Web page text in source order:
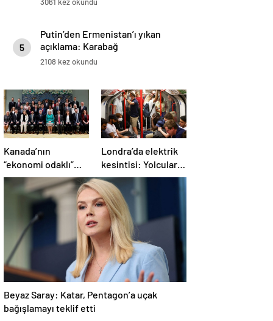
3061 kez okundu
5
Putin’den Ermenistan’ı yıkan
açıklama: Karabağ
Azerbaycan’ın ayrılmaz bir
2108 kez okundu
Kanada’nın
“ekonomi odaklı”
yeni kabinesi
kuruldu
Londra’da elektrik
kesintisi: Yolcular
metroda mahsur
kaldı
Beyaz Saray: Katar, Pentagon’a uçak
bağışlamayı teklif etti